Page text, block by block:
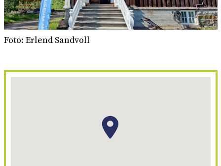
Foto: Erlend Sandvoll